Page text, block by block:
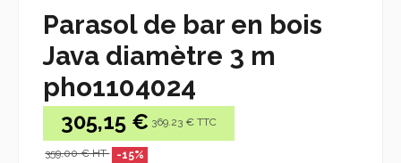
Parasol de bar en bois
Java diamètre 3 m
pho1104024
305,15 € 369.23 € TTC
359,00 € HT -15%